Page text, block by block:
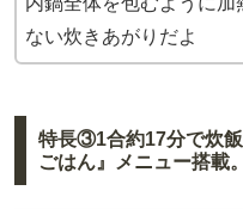
ない炊きあがりだよ
特長③1合約17分で炊
ごはん』メニュー搭載。